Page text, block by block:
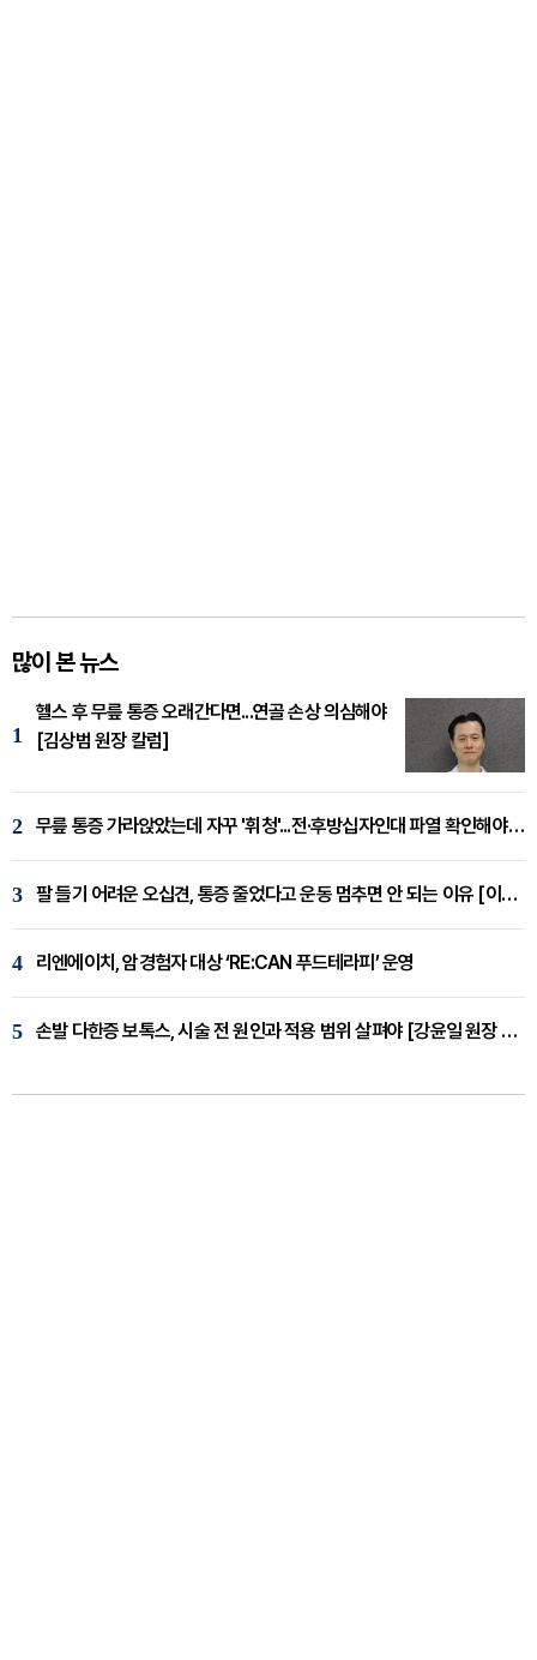
많이 본 뉴스
1
헬스 후 무릎 통증 오래간다면...연골 손상 의심해야
[김상범 원장 칼럼]
2 무릎 통증 가라앉았는데 자꾸 '휘청'...전·후방십자인대 파열 확인해야 [곽우경 원장 칼럼]
3 팔 들기 어려운 오십견, 통증 줄었다고 운동 멈추면 안 되는 이유 [이병욱 원장 칼럼]
4 리엔에이치, 암경험자 대상 ‘RE:CAN 푸드테라피’ 운영
5 손발 다한증 보톡스, 시술 전 원인과 적용 범위 살펴야 [강윤일 원장 칼럼]